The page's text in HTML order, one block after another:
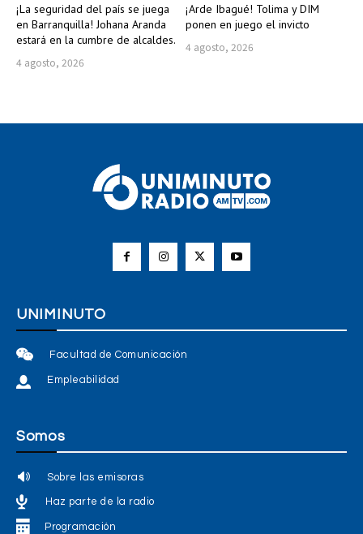
¡La seguridad del país se juega
en Barranquilla! Johana Aranda
estará en la cumbre de alcaldes.
4 agosto, 2026
¡Arde Ibagué! Tolima y DIM
ponen en juego el invicto
4 agosto, 2026
UNIMINUTO
Facultad de Comunicación
Empleabilidad
Somos
Sobre las emisoras
Haz parte de la radio
Programación